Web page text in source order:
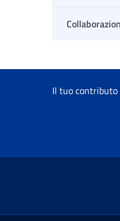
Il tuo contributo